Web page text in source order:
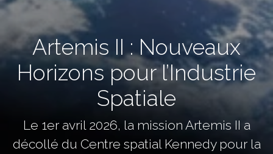
Artemis II : Nouveaux
Horizons pour l’Industrie
Spatiale
Le 1er avril 2026, la mission Artemis II a
décollé du Centre spatial Kennedy pour la